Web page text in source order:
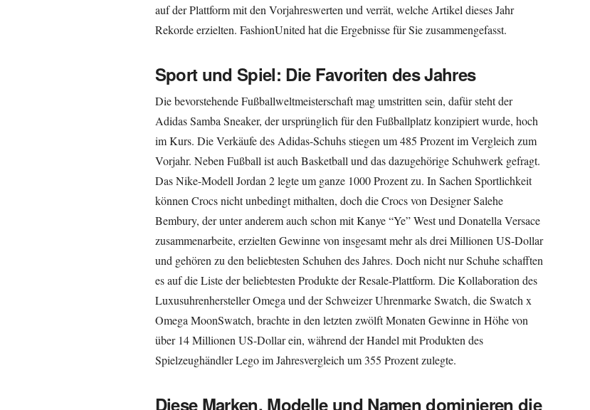
auf der Plattform mit den Vorjahreswerten und verrät, welche Artikel dieses Jahr
Rekorde erzielten. FashionUnited hat die Ergebnisse für Sie zusammengefasst.
Sport und Spiel: Die Favoriten des Jahres
Die bevorstehende Fußballweltmeisterschaft mag umstritten sein, dafür steht der
Adidas Samba Sneaker, der ursprünglich für den Fußballplatz konzipiert wurde, hoch
im Kurs. Die Verkäufe des Adidas-Schuhs stiegen um 485 Prozent im Vergleich zum
Vorjahr. Neben Fußball ist auch Basketball und das dazugehörige Schuhwerk gefragt.
Das Nike-Modell Jordan 2 legte um ganze 1000 Prozent zu. In Sachen Sportlichkeit
können Crocs nicht unbedingt mithalten, doch die Crocs von Designer Salehe
Bembury, der unter anderem auch schon mit Kanye “Ye” West und Donatella Versace
zusammenarbeite, erzielten Gewinne von insgesamt mehr als drei Millionen US-Dollar
und gehören zu den beliebtesten Schuhen des Jahres. Doch nicht nur Schuhe schafften
es auf die Liste der beliebtesten Produkte der Resale-Plattform. Die Kollaboration des
Luxusuhrenhersteller Omega und der Schweizer Uhrenmarke Swatch, die Swatch x
Omega MoonSwatch, brachte in den letzten zwölft Monaten Gewinne in Höhe von
über 14 Millionen US-Dollar ein, während der Handel mit Produkten des
Spielzeughändler Lego im Jahresvergleich um 355 Prozent zulegte.
Diese Marken, Modelle und Namen dominieren die